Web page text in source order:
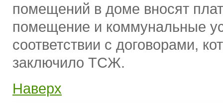
помещений в доме вносят
помещение и коммунальные
соответствии с договорами,
заключило ТСЖ.
Наверх